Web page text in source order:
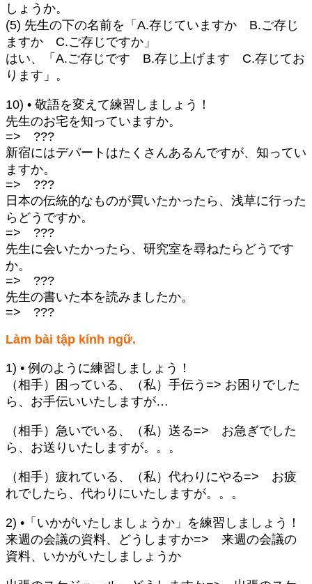
しょうか。
(5) 先生の下の名前を「A.存じていますか B.ご存じ
ますか C.ご存じですか」
はい、「A.ご存じです B.存じ上げます C.存じてお
ります」。
10) • 敬語を変えて練習しましょう！
先生のお宅を知っていますか。
=> ???
新宿にはデパートはたくさんあるんですが、知ってい
ますか。
=> ???
日本の伝統的なものが買いたかったら、浅草に行った
らどうですか。
=> ???
先生に会いたかったら、研究室を尋ねたらどうです
か。
=> ???
先生の書いた本を読みましたか。
=> ???
Làm bài tập kính ngữ.
1) • 例のように練習しましょう！
（相手）困っている、（私）手伝う=> お困りでした
ら、お手伝いいたしますが…
（相手）急いでいる、（私）送る=> お急ぎでした
ら、お送りいたしますが。。。
（相手）疲れている、（私）代わりにやる=> お疲
れでしたら、代わりにいたしますが。。。
2) •「いかがいたしましょうか」を練習しましょう！
来週の会議の資料、どうしますか=> 来週の会議の
資料、いかがいたしましょうか